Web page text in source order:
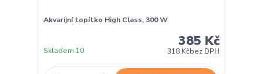
Akvarijní topítko High Class, 300 W
385 Kč
318 Kčbez DPH
Skladem 10